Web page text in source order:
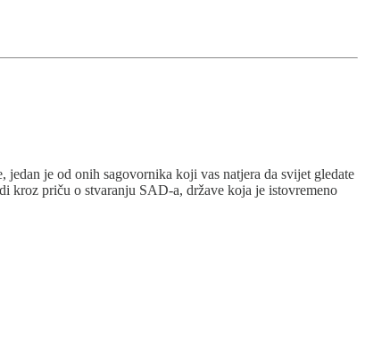
je od onih sagovornika koji vas natjera da svijet gledate
kroz priču o stvaranju SAD-a, države koja je istovremeno